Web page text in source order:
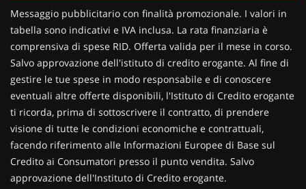
Contattaci
Messaggio pubblicitario con finalità promozionale. I valori in
tabella sono indicativi e IVA inclusa. La rata finanziaria è
comprensiva di spese RID. Offerta valida per il mese in corso.
Salvo approvazione dell'istituto di credito erogante. Al fine di
gestire le tue spese in modo responsabile e di conoscere
eventuali altre offerte disponibili, l'Istituto di Credito erogante
ti ricorda, prima di sottoscrivere il contratto, di prendere
visione di tutte le condizioni economiche e contrattuali,
facendo riferimento alle Informazioni Europee di Base sul
Credito ai Consumatori presso il punto vendita. Salvo
approvazione dell'Instituto di Credito erogante.